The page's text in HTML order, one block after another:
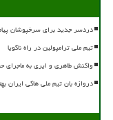
دردسر جدید برای سرخپوشان
تیم ملی ترامپولین در راه ناگویا
واکنش طاهری و ایری به
دروازه بان تیم ملی هاکی ایران